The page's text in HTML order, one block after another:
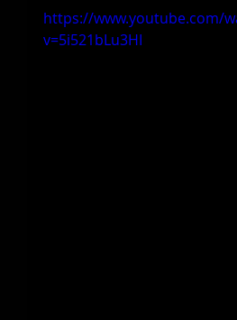
https://www.youtube.com/
v=5i521bLu3HI